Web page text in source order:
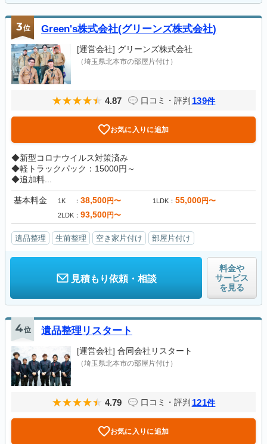
3位 Green's株式会社(グリーンズ株式会社)
[運営会社] グリーンズ株式会社
（埼玉県北本市の部屋片付け）
4.87 口コミ・評判 139件
お気に入りに追加
◆新型コロナウイルス対策済み
◆軽トラックパック：15000円～
◆追加料...
基本料金 1K 38,500円〜 1LDK 55,000円〜
2LDK 93,500円〜
遺品整理 生前整理 空き家片付け 部屋片付け
見積もり依頼・相談
料金や
サービス
を見る
4位 遺品整理リスタート
[運営会社] 合同会社リスタート
（埼玉県北本市の部屋片付け）
4.79 口コミ・評判 121件
お気に入りに追加